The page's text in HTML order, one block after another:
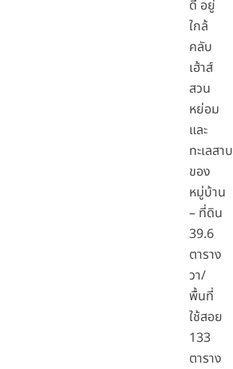
ดี อยู่
ใกล้
คลับ
เฮ้าส์
สวน
หย่อม
และ
ทะเลสาบ
ของ
หมู่บ้าน
– ที่ดิน
39.6
ตาราง
วา/
พื้นที่
ใช้สอย
133
ตาราง